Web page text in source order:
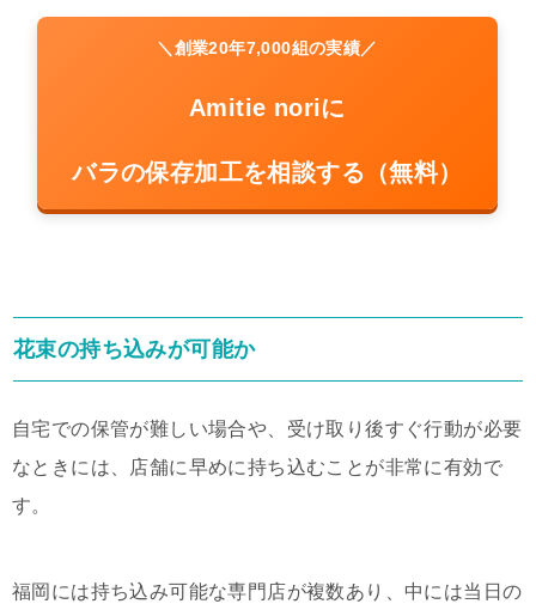
＼創業20年7,000組の実績／
Amitie noriに
バラの保存加工を相談する（無料）
花束の持ち込みが可能か
自宅での保管が難しい場合や、受け取り後すぐ行動が必要
なときには、店舗に早めに持ち込むことが非常に有効で
す。
福岡には持ち込み可能な専門店が複数あり、中には当日の